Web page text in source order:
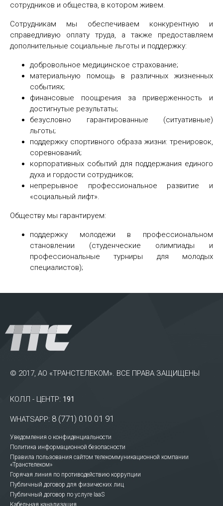
сотрудников и общества, в котором живем.
Сотрудникам мы обеспечиваем конкурентную и
справедливую оплату труда, а также предоставляем
дополнительные социальные льготы и поддержку:
добровольное медицинское страхование;
материальную помощь в различных жизненных
событиях;
финансовые поощрения за приверженность и
достигнутые результаты;
безусловно гарантированные (ситуативные)
льготы;
поддержку спортивного образа жизни: тренировок,
соревнований;
корпоративных событий для поддержания единого
духа и гордости сотрудников;
непрерывное профессиональное развитие и
«социальный лифт».
Обществу мы гарантируем:
поддержку молодежи в профессиональном
становлении (студенческие олимпиады и
профессиональные турниры для молодых
специалистов);
© 2017, АО «ТРАНСТЕЛЕКОМ». ВСЕ ПРАВА ЗАЩИЩЕНЫ
КОЛЛ - ЦЕНТР: 191
WHATSAPP: 8 (771) 010 01 91
Уведомления о конфиденциальности
Политика информационной безопасности
Правила пользования сайтом телекоммуникационной компании
«Транстелеком»
Горячая линия по противодействию коррупции
Публичный договор для физических лиц
Публичный договор по услуге IaaS
Кабельная канализация